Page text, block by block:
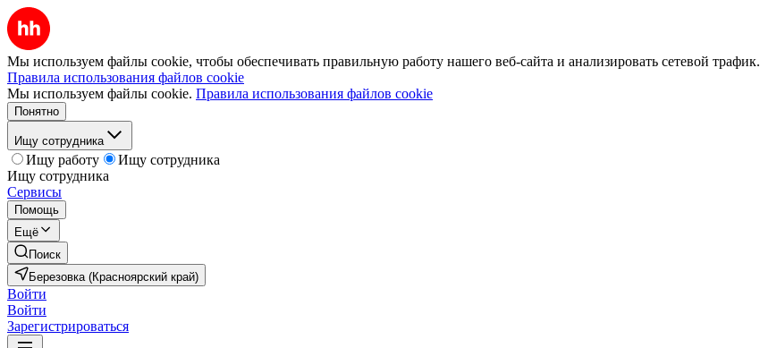
Мы используем файлы cookie, чтобы обеспечивать правильную работу нашего веб-сайта и анализировать сетевой трафик.
Правила использования файлов cookie
Мы используем файлы cookie. Правила использования файлов cookie
Понятно
Ищу сотрудника
Ищу работу
Ищу сотрудника
Ищу сотрудника
Сервисы
Помощь
Ещё
Поиск
Березовка (Красноярский край)
Войти
Войти
Зарегистрироваться